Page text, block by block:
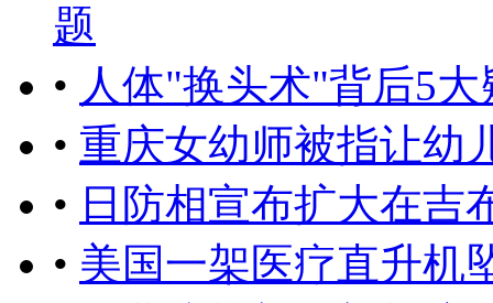
题
• 人体"换头术"背后5
• 重庆女幼师被指让幼
• 日防相宣布扩大在吉
• 美国一架医疗直升机